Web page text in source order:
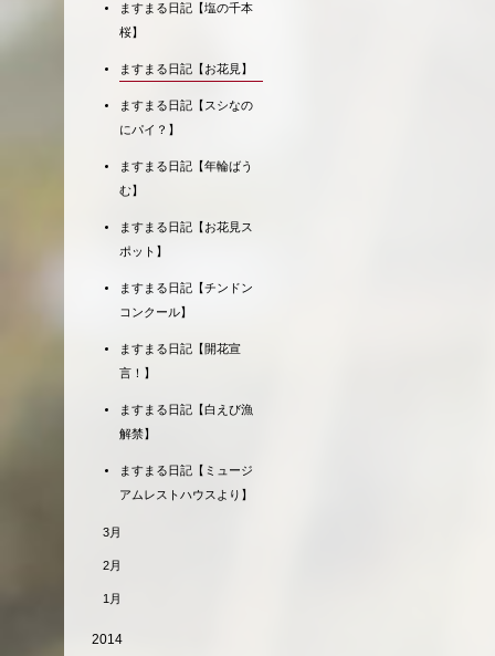
ますまる日記【塩の千本
桜】
ますまる日記【お花見】
ますまる日記【スシなの
にパイ？】
ますまる日記【年輪ばう
む】
ますまる日記【お花見ス
ポット】
ますまる日記【チンドン
コンクール】
ますまる日記【開花宣
言！】
ますまる日記【白えび漁
解禁】
ますまる日記【ミュージ
アムレストハウスより】
3月
2月
1月
2014